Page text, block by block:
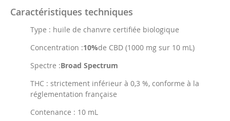
Caractéristiques techniques
Type : huile de chanvre certifiée biologique
Concentration :10%de CBD (1000 mg sur 10 mL)
Spectre :Broad Spectrum
THC : strictement inférieur à 0,3 %, conforme à la
réglementation française
Contenance : 10 mL